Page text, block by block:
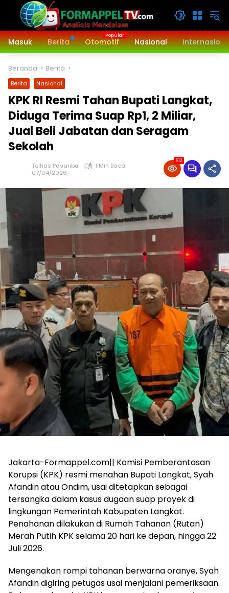
Langsung
konten
Masuk
Berita Otomotif Nasional
Beranda Berita
Berita Nasional
KPK RI Resmi Tahan Bupati Langkat,
Diduga Terima Suap Rp1, 2 Miliar,
Jual Beli Jabatan dan Seragam
Sekolah
Tolhas Pasaribu
1 Min Baca
07/04/2026
612
Jakarta-Formappel.com|| Komisi Pemberantasan
Korupsi (KPK) resmi menahan Bupati Langkat, Syah
Afandin atau Ondim, usai ditetapkan sebagai
tersangka dalam kasus dugaan suap proyek di
lingkungan Pemerintah Kabupaten Langkat.
Penahanan dilakukan di Rumah Tahanan (Rutan)
Merah Putih KPK selama 20 hari ke depan, hingga 22
Juli 2026.
Mengenakan rompi tahanan berwarna oranye, Syah
Afandin digiring petugas usai menjalani pemeriksaan.